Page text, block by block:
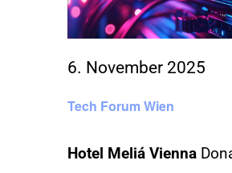
Tech Forum Wien
6. November 2025
Hotel Meliá Vienna